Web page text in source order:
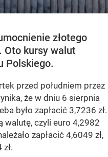
złotego
Oto kursy walut
Polskiego.
przed południem przez
że w dniu 6 sierpnia
było zapłacić 3,7236 zł.
walutę, czyli euro 4,2982
zapłacić 4,6049 zł,